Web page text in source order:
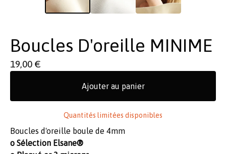
Boucles D'oreille MINIME
19,00 €
Ajouter au panier
Quantités limitées disponibles
Boucles d'oreille boule de 4mm
o Sélection Elsane®